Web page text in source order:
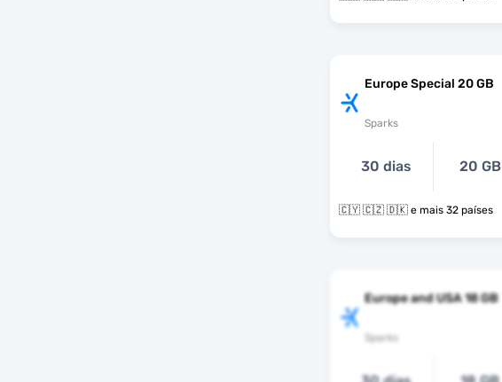
Europe Special 20 GB
Sparks
30 dias 20 GB
🇨🇾 🇨🇿 🇩🇰 e mais 32 países
Europe and USA 18 GB
Sparks